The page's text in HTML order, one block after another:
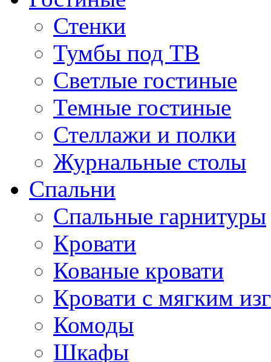
Стенки
Тумбы под ТВ
Светлые гостиные
Темные гостиные
Стеллажи и полки
Журнальные столы
Спальни
Спальные гарнитуры
Кровати
Кованые кровати
Кровати с мягким
Комоды
Шкафы